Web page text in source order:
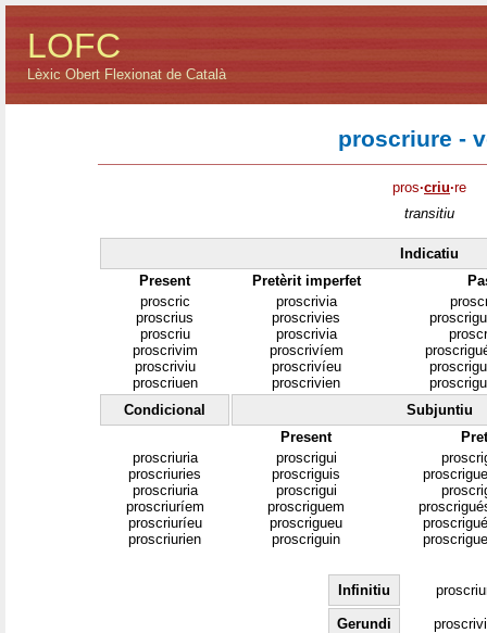
LOFC
Lèxic Obert Flexionat de Català
proscriure -
pros·criu·re
transitiu
Indicatiu
Present
Pretèrit imperfet
proscric
proscrius
proscriu
proscrivim
proscriviu
proscriuen
proscrivia
proscrivies
proscrivia
proscrivíem
proscrivíeu
proscrivien
Condicional
Subjuntiu
Present
proscriuria
proscriuries
proscriuria
proscriuríem
proscriuríeu
proscriurien
proscrigui
proscriguis
proscrigui
proscriguem
proscrigueu
proscriguin
Infinitiu
Gerundi